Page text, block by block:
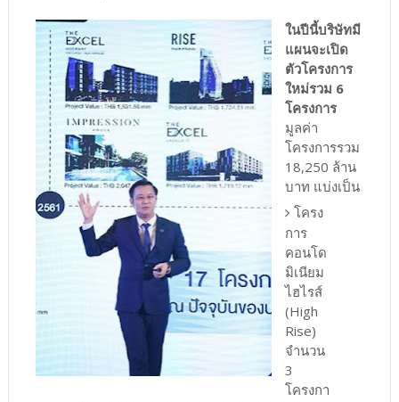
ในปีนี้บริษัทมี
แผนจะเปิด
ตัวโครงการ
ใหม่รวม 6
โครงการ
มูลค่า
โครงการรวม
18,250 ล้าน
บาท แบ่งเป็น
โครง
การ
คอนโด
มิเนียม
ไฮไรส์
(High
Rise)
จำนวน
3
โครงกา